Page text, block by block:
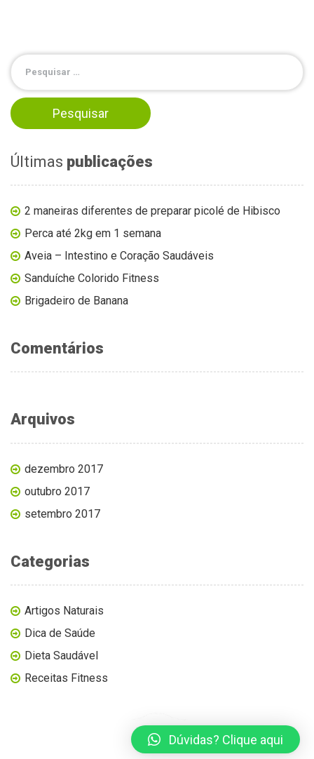
Últimas publicações
2 maneiras diferentes de preparar picolé de Hibisco
Perca até 2kg em 1 semana
Aveia – Intestino e Coração Saudáveis
Sanduíche Colorido Fitness
Brigadeiro de Banana
Comentários
Arquivos
dezembro 2017
outubro 2017
setembro 2017
Categorias
Artigos Naturais
Dica de Saúde
Dieta Saudável
Receitas Fitness
Dúvidas? Clique aqui